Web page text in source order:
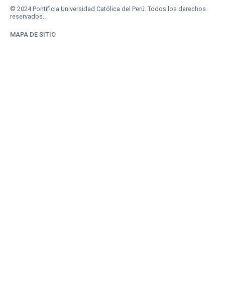
© 2024 Pontificia Universidad Católica del Perú. Todos los derechos
reservados..
MAPA DE SITIO